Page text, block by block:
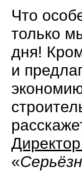
Что
только
дня!
и
«